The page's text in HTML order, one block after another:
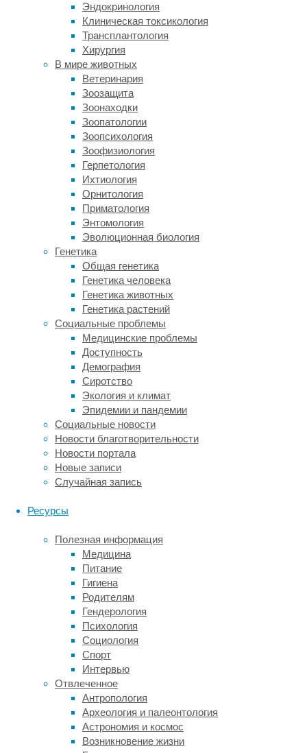
Эндокринология
Клиническая токсикология
Трансплантология
Хирургия
В мире животных
Ветеринария
Зоозащита
Зоонаходки
Зоопатологии
Зоопсихология
Зоофизиология
Герпетология
Ихтиология
Орнитология
Приматология
Энтомология
Эволюционная биология
Генетика
Общая генетика
Генетика человека
Генетика животных
Генетика растений
Социальные проблемы
Медицинские проблемы
Доступность
Демография
Сиротство
Экология и климат
Эпидемии и пандемии
Социальные новости
Новости благотворительности
Новости портала
Новые записи
Случайная запись
Ресурсы
Полезная информация
Медицина
Питание
Гигиена
Родителям
Гендерология
Психология
Социология
Спорт
Интервью
Отвлеченное
Антропология
Археология и палеонтология
Астрономия и космос
Возникновение жизни
расшифровке
генома
исчезнувших
родственников
человека.
Четыре
десятилетия
спустя
генетик
Вивиан
Слон
(Viviane
Slon),
молекулярный
биолог
Маттиас
Майер
(Matthias
Meyer)
коллеги
вновь
исследовали
пробы
грунта
этой
и
нескольких
других
пещер,
чтобы
необычный
сбора
материалов
генетических
исследований.
Известно,
что
грунте
холодных
пещер
вечной
мерзлоте